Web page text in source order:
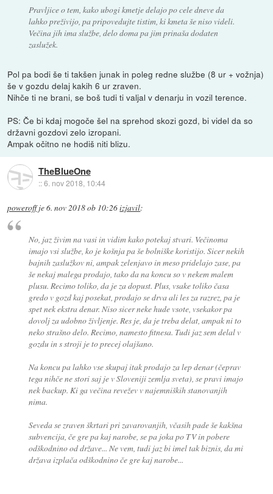
Pravljice o tem, kako ubogi kmetje delajo po cele dneve da
lahko preživijo, pa pripovedujte tistim, ki kmeta še niso videli.
Večina jih ima službe, delo doma pa jim prinaša dodaten
zaslužek.
Pol pa bodi še ti takšen junak in poleg redne službe (8 ur + vožnja)
še v gozdu delaj kakih 6 ur zraven.
Nihče ti ne brani, se boš tudi ti valjal v denarju in vozil terence.
PS: Če bi kdaj mogoče šel na sprehod skozi gozd, bi videl da so
državni gozdovi zelo izropani.
Ampak očitno ne hodiš niti blizu.
TheBlueOne
::6. nov 2018, 10:44
poweroffje6. nov 2018 ob 10:26izjavil:
No, jaz živim na vasi in vidim kako potekaj stvari. Večinoma
imajo vsi službe, ko je košnja pa še bolniške koristijo. Sicer nekih
bajnih zaslužkov ni, ampak zelenjavo in meso pridelajo zase, pa
še nekaj malega prodajo, tako da na koncu so v nekem malem
plusu. Recimo toliko, da je za dopust. Plus, vsake toliko časa
gredo v gozd kaj posekat, prodajo se drva ali les za razrez, pa je
spet nek ekstra denar. Niso sicer neke hude vsote, vsekakor pa
dovolj za udobno življenje. Res je, da je treba delat, ampak ni to
neko strašno delo. Recimo, namesto fitnesa. Tudi jaz sem delal v
gozdu in s stroji je to precej olajšano.
Na koncu pa lahko vse skupaj itak prodajo za lep denar (čeprav
tega nihče ne stori saj je v Sloveniji zemlja sveta), se pravi imajo
nek backup. Ki ga večina revežev v najemniških stanovanjih
nima.
Seveda se zraven škrtari pri zavarovanjih, včasih pade še kakšna
subvencija, če gre pa kaj narobe, se pa joka po TV in pobere
odškodnino od države... Ne vem, tudi jaz bi imel tak biznis, da mi
država izplača odškodnino če gre kaj narobe...